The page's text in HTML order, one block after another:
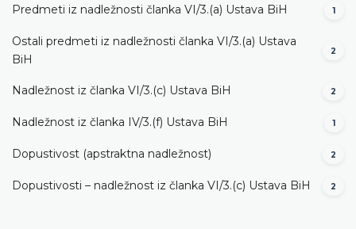
Predmeti iz nadležnosti članka VI/3.(a) Ustava BiH 1
Ostali predmeti iz nadležnosti članka VI/3.(a) Ustava
BiH
2
Nadležnost iz članka VI/3.(c) Ustava BiH 2
Nadležnost iz članka IV/3.(f) Ustava BiH 1
Dopustivost (apstraktna nadležnost) 2
Dopustivosti – nadležnost iz članka VI/3.(c) Ustava BiH 2